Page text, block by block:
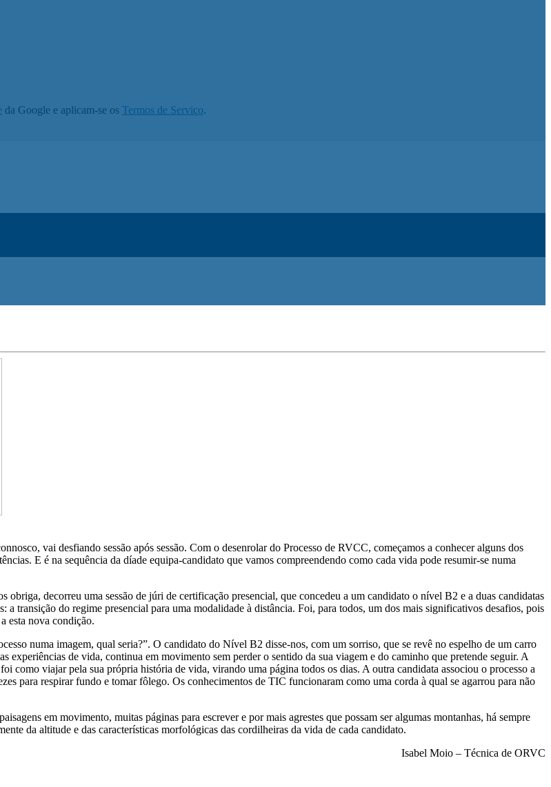
da Google e aplicam-se os Termos de Serviço.
vai desfiando sessão após sessão. Com o desenrolar do Processo de RVCC, começamos a conhecer alguns dos
E é na sequência da díade equipa-candidato que vamos compreendendo como cada vida pode resumir-se numa
decorreu uma sessão de júri de certificação presencial, que concedeu a um candidato o nível B2 e a duas candidatas
transição do regime presencial para uma modalidade à distância. Foi, para todos, um dos mais significativos desafios, pois
esta nova condição.
numa imagem, qual seria?”. O candidato do Nível B2 disse-nos, com um sorriso, que se revê no espelho de um carro
experiências de vida, continua em movimento sem perder o sentido da sua viagem e do caminho que pretende seguir. A
como viajar pela sua própria história de vida, virando uma página todos os dias. A outra candidata associou o processo a
para respirar fundo e tomar fôlego. Os conhecimentos de TIC funcionaram como uma corda à qual se agarrou para não
em movimento, muitas páginas para escrever e por mais agrestes que possam ser algumas montanhas, há sempre
da altitude e das características morfológicas das cordilheiras da vida de cada candidato.
Isabel Moio – Técnica de ORVC